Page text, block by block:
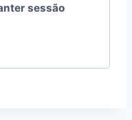
sessão